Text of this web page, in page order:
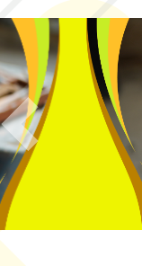
Previous
轉
共運